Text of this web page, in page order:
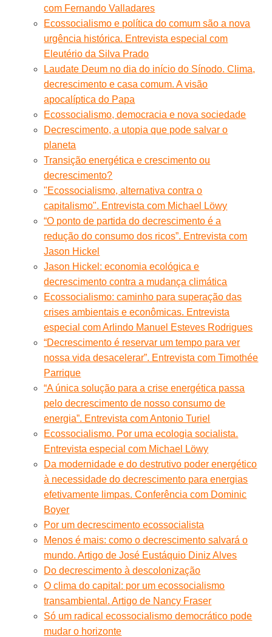
com Fernando Valladares
Ecossocialismo e política do comum são a nova
urgência histórica. Entrevista especial com
Eleutério da Silva Prado
Laudate Deum no dia do início do Sínodo. Clima,
decrescimento e casa comum. A visão
apocalíptica do Papa
Ecossocialismo, democracia e nova sociedade
Decrescimento, a utopia que pode salvar o
planeta
Transição energética e crescimento ou
decrescimento?
"Ecossocialismo, alternativa contra o
capitalismo". Entrevista com Michael Löwy
“O ponto de partida do decrescimento é a
redução do consumo dos ricos”. Entrevista com
Jason Hickel
Jason Hickel: economia ecológica e
decrescimento contra a mudança climática
Ecossocialismo: caminho para superação das
crises ambientais e econômicas. Entrevista
especial com Arlindo Manuel Esteves Rodrigues
“Decrescimento é reservar um tempo para ver
nossa vida desacelerar”. Entrevista com Timothée
Parrique
“A única solução para a crise energética passa
pelo decrescimento de nosso consumo de
energia”. Entrevista com Antonio Turiel
Ecossocialismo. Por uma ecologia socialista.
Entrevista especial com Michael Löwy
Da modernidade e do destrutivo poder energético
à necessidade do decrescimento para energias
efetivamente limpas. Conferência com Dominic
Boyer
Por um decrescimento ecossocialista
Menos é mais: como o decrescimento salvará o
mundo. Artigo de José Eustáquio Diniz Alves
Do decrescimento à descolonização
O clima do capital: por um ecossocialismo
transambiental. Artigo de Nancy Fraser
Só um radical ecossocialismo democrático pode
mudar o horizonte